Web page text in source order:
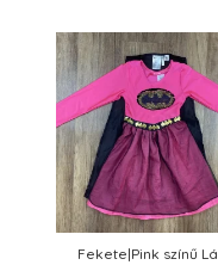
Fekete|Pink színű